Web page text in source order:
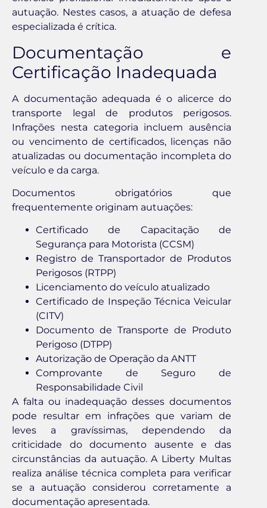
autuação. Nestes casos, a atuação de defesa
especializada é crítica.
Documentação e
Certificação Inadequada
A documentação adequada é o alicerce do
transporte legal de produtos perigosos.
Infrações nesta categoria incluem ausência
ou vencimento de certificados, licenças não
atualizadas ou documentação incompleta do
veículo e da carga.
Documentos obrigatórios que
frequentemente originam autuações:
Certificado de Capacitação de
Segurança para Motorista (CCSM)
Registro de Transportador de Produtos
Perigosos (RTPP)
Licenciamento do veículo atualizado
Certificado de Inspeção Técnica Veicular
(CITV)
Documento de Transporte de Produto
Perigoso (DTPP)
Autorização de Operação da ANTT
Comprovante de Seguro de
Responsabilidade Civil
A falta ou inadequação desses documentos
pode resultar em infrações que variam de
leves a gravíssimas, dependendo da
criticidade do documento ausente e das
circunstâncias da autuação. A Liberty Multas
realiza análise técnica completa para verificar
se a autuação considerou corretamente a
documentação apresentada.